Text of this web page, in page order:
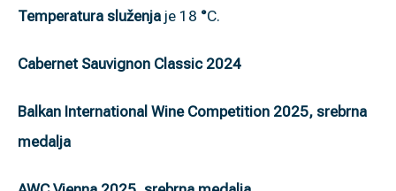
Temperatura služenja je 18 °C.
Cabernet Sauvignon Classic 2024
Balkan International Wine Competition 2025, srebrna
medalja